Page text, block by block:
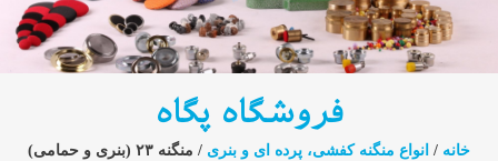
فروشگاه پگاه
خانه / انواع منگنه کفشی، پرده ای و بنری
/ منگنه ۲۳ (بنری و حمامی)